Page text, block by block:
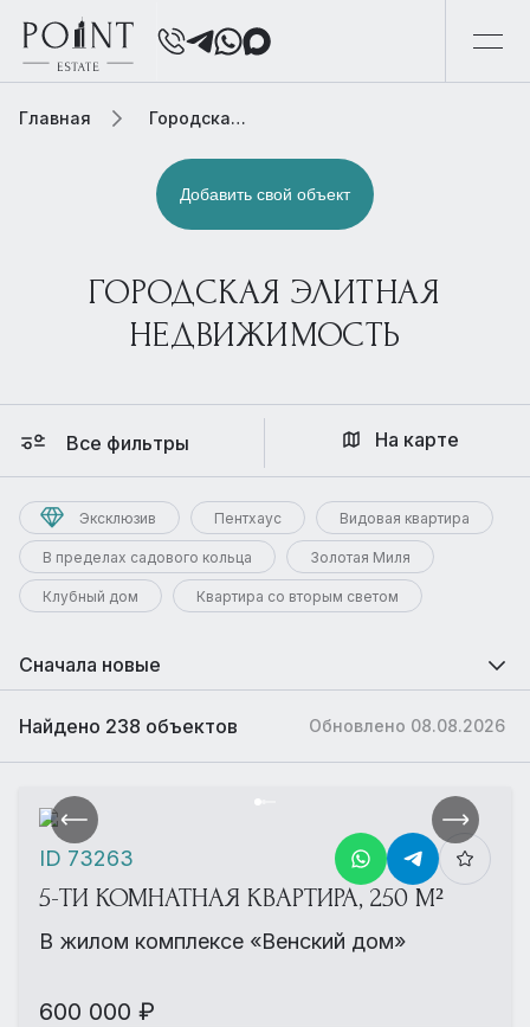
Главная Городская элитная недвижимость
Добавить свой объект
ГОРОДСКАЯ ЭЛИТНАЯ
НЕДВИЖИМОСТЬ
Все фильтры
Эксклюзив Пентхаус Видовая квартира
В пределах садового кольца Золотая Миля
Клубный дом Квартира со вторым светом
На карте
Сначала новые
Обновлено 08.08.2026
Найдено 238 объектов
5-ТИ КОМНАТНАЯ КВАРТИРА, 250 М²
В жилом комплексе «Венский дом»
600 000 ₽
ID 73263